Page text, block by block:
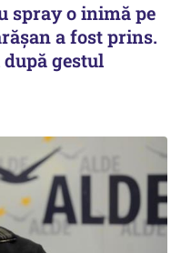
spray o inimă pe
a fost prins.
gestul